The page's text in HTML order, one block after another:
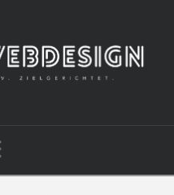
Navigation